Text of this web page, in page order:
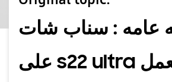
عامه : سناب شات
على s22 ultra لاتعمل